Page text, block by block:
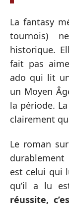
La fantasy
tournois)
historique.
fait pas
ado qui lit
un Moyen
la période.
clairement
Le roman
durablement
est celui qui
qu’il a lu
réussite,